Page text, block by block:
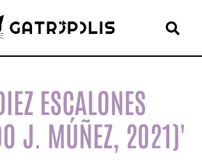
ESCALONES
J. MÚÑEZ, 2021)'